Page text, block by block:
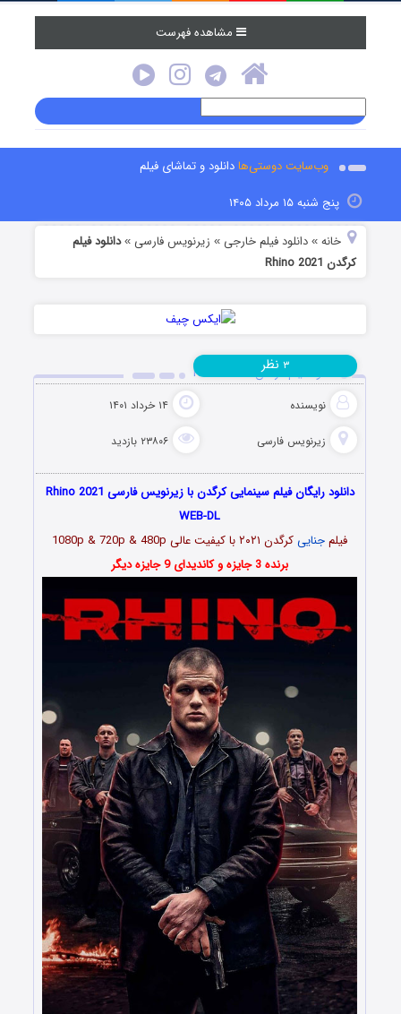
مشاهده فهرست
وب‌سایت دوستی‌هادانلود و تماشای فیلم
پنج شنبه ۱۵ مرداد ۱۴۰۵
خانه »دانلود فیلم خارجی » زیرنویس فارسی »دانلود فیلم
کرگدن Rhino 2021
دانلود فیلم کرگدن Rhino 2021
نویسنده ۱۴ خرداد ۱۴۰۱
زیرنویس فارسی ۲۳۸۰۶ بازدید
۳ نظر
دانلود رایگان فیلم سینمایی کرگدن با زیرنویس فارسی Rhino 2021
WEB-DL
فیلمجناییکرگدن ۲۰۲۱
با کیفیت عالی 1080p & 720p & 480p
برنده 3 جایزه و کاندیدای 9 جایزه دیگر